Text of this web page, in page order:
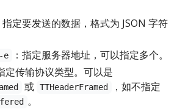
指定要发送的数据，格式为 JSON 字符
-e ：指定服务器地址，可以指定多个。
定传输协议类型。可以是
或 TTHeaderFramed
，如不指定
。